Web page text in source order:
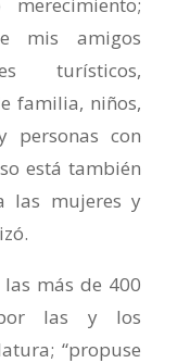
mis amigos
turísticos,
familia, niños,
personas con
está también
las mujeres y
más de 400
por las y los
“propuse